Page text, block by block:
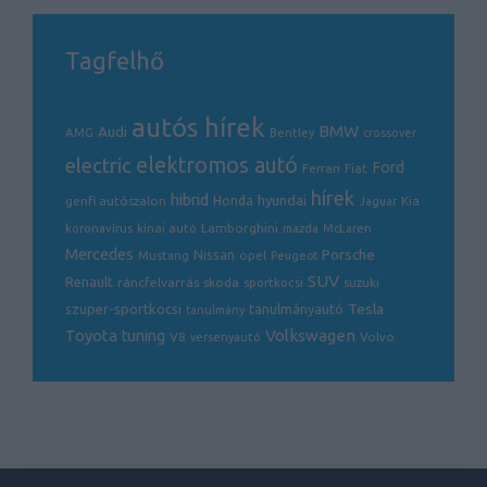
Tagfelhő
AMG Audi autós hírek Bentley BMW crossover
electric elektromos autó Ferrari Fiat Ford
genfi autószalon hibrid Honda hyundai hírek Jaguar Kia
koronavírus kínai autó Lamborghini mazda McLaren
Mercedes Mustang Nissan opel Peugeot Porsche
Renault ráncfelvarrás skoda sportkocsi SUV suzuki
szuper-sportkocsi tanulmány tanulmányautó Tesla
Toyota tuning V8 versenyautó Volkswagen Volvo